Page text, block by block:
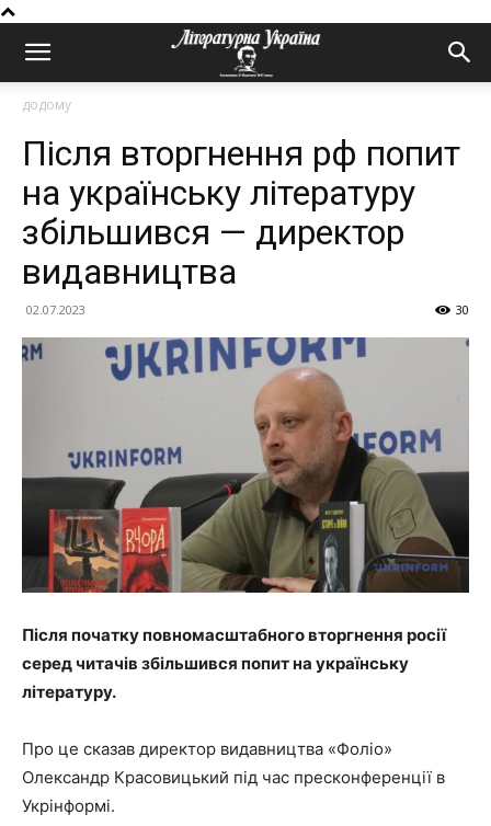
додому
Після вторгнення рф попит
на українську літературу
збільшився — директор
видавництва
02.07.2023 30
Після початку повномасштабного вторгнення росії
серед читачів збільшився попит на українську
літературу.
Про це сказав директор видавництва «Фоліо»
Олександр Красовицький під час пресконференції в
Укрінформі.